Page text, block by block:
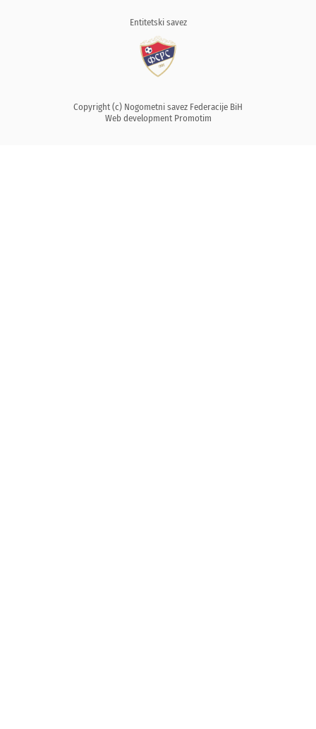
Entitetski savez
Copyright (c) Nogometni savez Federacije BiH
Web development Promotim